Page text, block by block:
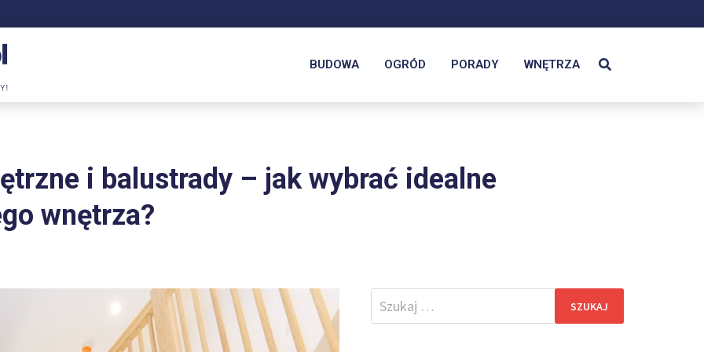
BUDOWA OGRÓD PORADY WNĘTRZA
i balustrady – jak wybrać idealne
wnętrza?
Szukaj: